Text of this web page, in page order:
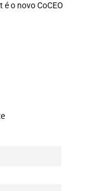
é o novo CoCEO